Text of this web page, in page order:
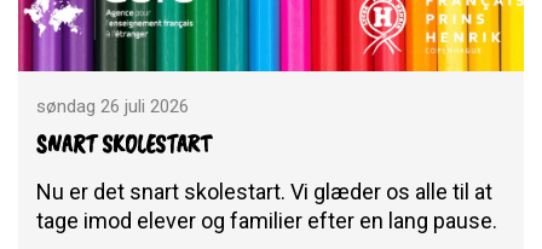
søndag 26 juli 2026
SNART SKOLESTART
Nu er det snart skolestart. Vi glæder os alle til at
tage imod elever og familier efter en lang pause.